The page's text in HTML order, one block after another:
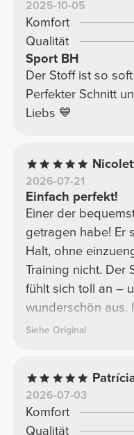
2025-10-05
Komfort
Qualität
Sport BH
Der Stoff ist so
Perfekter Schnitt
Liebs 💙
2026-07-21
Einfach perfekt!
Einer der
getragen habe! Er
Halt, ohne
Training nicht. Der
fühlt sich toll an –
wunderschön aus.
Komfort, Halt und
Siehe Original
2026-07-03
Komfort
Qualität